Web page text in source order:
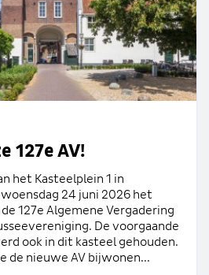
127e AV!
het Kasteelplein 1 in
24 juni 2026 het
127e Algemene Vergadering
De voorgaande
ook in dit kasteel gehouden.
de nieuwe AV bijwonen...